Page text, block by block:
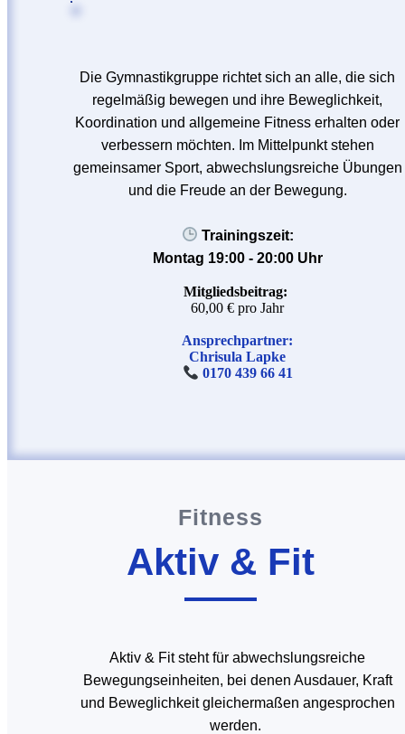
Die Gymnastikgruppe richtet sich an alle, die sich
regelmäßig bewegen und ihre Beweglichkeit,
Koordination und allgemeine Fitness erhalten oder
verbessern möchten. Im Mittelpunkt stehen
gemeinsamer Sport, abwechslungsreiche Übungen
und die Freude an der Bewegung.
Trainingszeit:
Montag 19:00 - 20:00 Uhr
Mitgliedsbeitrag:
60,00 € pro Jahr
Ansprechpartner:
Chrisula Lapke
0170 439 66 41
Fitness
Aktiv & Fit
Aktiv & Fit steht für abwechslungsreiche
Bewegungseinheiten, bei denen Ausdauer, Kraft
und Beweglichkeit gleichermaßen angesprochen
werden.